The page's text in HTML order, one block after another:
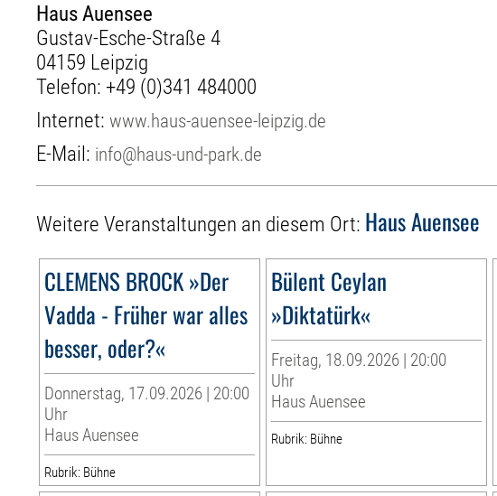
Haus Auensee
Gustav-Esche-Straße 4
04159 Leipzig
Telefon: +49 (0)341 484000
Internet:www.haus-auensee-leipzig.de
E-Mail: info@haus-und-park.de
Weitere Veranstaltungen an diesem Ort: Haus Auensee
CLEMENS BROCK »Der
Vadda - Früher war alles
besser, oder?«
Donnerstag, 17.09.2026 | 20:00
Uhr
Haus Auensee
Rubrik: Bühne
Bülent Ceylan
»Diktatürk«
Freitag, 18.09.2026 | 20:00
Uhr
Haus Auensee
Rubrik: Bühne